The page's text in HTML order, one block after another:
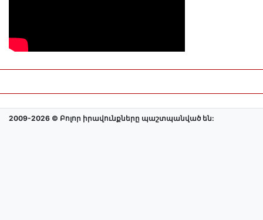
2009-2026 © Բոլոր իրավունքները պաշտպանված են: